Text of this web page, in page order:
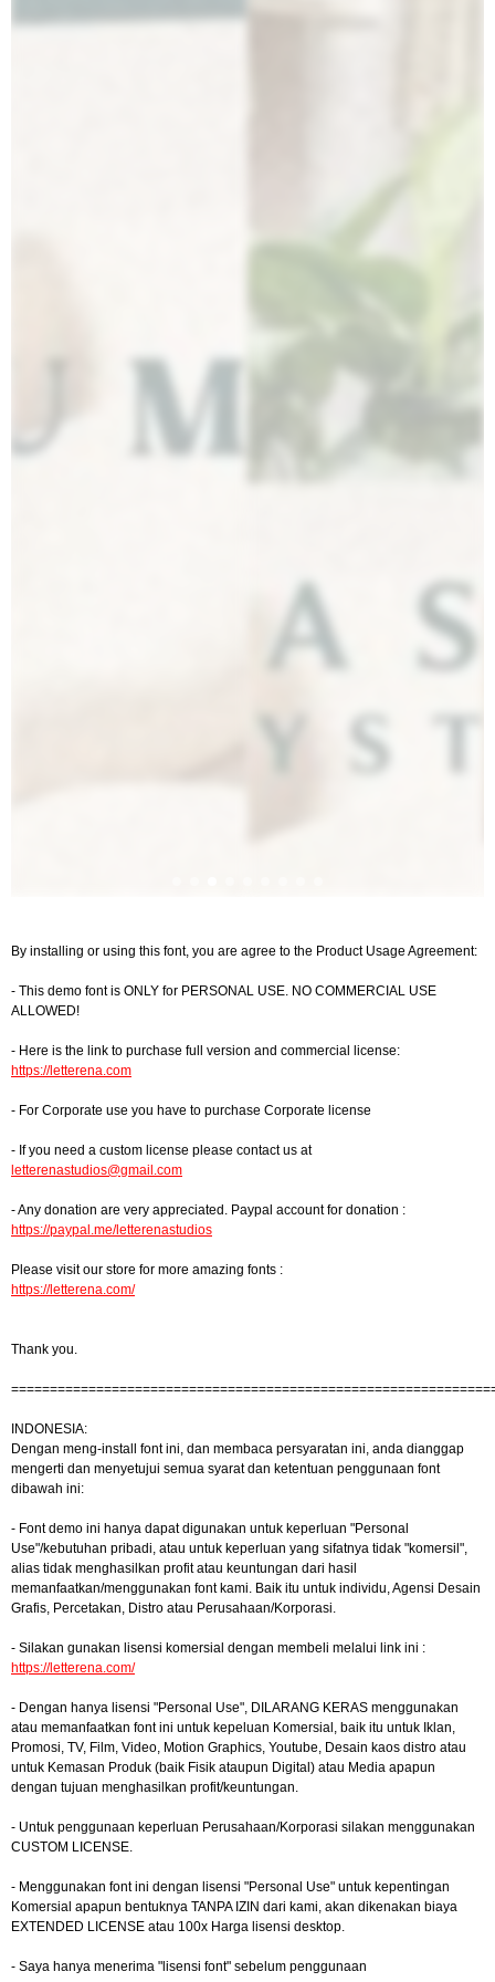
By installing or using this font, you are agree to the Product Usage Agreement:
- This demo font is ONLY for PERSONAL USE. NO COMMERCIAL USE
ALLOWED!
- Here is the link to purchase full version and commercial license:
https://letterena.com
- For Corporate use you have to purchase Corporate license
- If you need a custom license please contact us at
letterenastudios@gmail.com
- Any donation are very appreciated. Paypal account for donation :
https://paypal.me/letterenastudios
Please visit our store for more amazing fonts :
https://letterena.com/
Thank you.
INDONESIA:
Dengan meng-install font ini, dan membaca persyaratan ini, anda dianggap
mengerti dan menyetujui semua syarat dan ketentuan penggunaan font
dibawah ini:
- Font demo ini hanya dapat digunakan untuk keperluan "Personal
Use"/kebutuhan pribadi, atau untuk keperluan yang sifatnya tidak "komersil",
alias tidak menghasilkan profit atau keuntungan dari hasil
memanfaatkan/menggunakan font kami. Baik itu untuk individu, Agensi Desain
Grafis, Percetakan, Distro atau Perusahaan/Korporasi.
- Silakan gunakan lisensi komersial dengan membeli melalui link ini :
https://letterena.com/
- Dengan hanya lisensi "Personal Use", DILARANG KERAS menggunakan
atau memanfaatkan font ini untuk kepeluan Komersial, baik itu untuk Iklan,
Promosi, TV, Film, Video, Motion Graphics, Youtube, Desain kaos distro atau
untuk Kemasan Produk (baik Fisik ataupun Digital) atau Media apapun
dengan tujuan menghasilkan profit/keuntungan.
- Untuk penggunaan keperluan Perusahaan/Korporasi silakan menggunakan
CUSTOM LICENSE.
- Menggunakan font ini dengan lisensi "Personal Use" untuk kepentingan
Komersial apapun bentuknya TANPA IZIN dari kami, akan dikenakan biaya
EXTENDED LICENSE atau 100x Harga lisensi desktop.
- Saya hanya menerima "lisensi font" sebelum penggunaan